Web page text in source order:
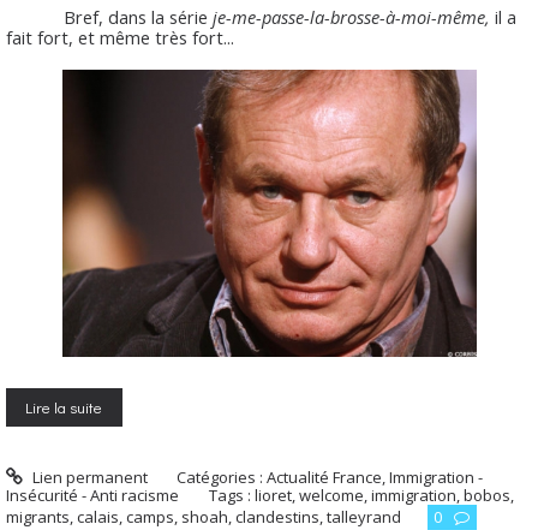
Bref, dans la série je-me-passe-la-brosse-à-moi-même, il a
fait fort, et même très fort...
Lire la suite
Lien permanent Catégories :Actualité France,Immigration -
Insécurité - Anti racisme
Tags : lioret,welcome,immigration,bobos,
migrants,calais,camps, shoah,clandestins,talleyrand 0